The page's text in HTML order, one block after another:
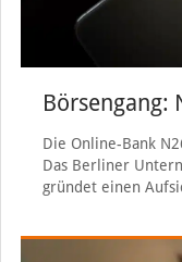
Börsengang:
Die Online-Bank
Das Berliner
gründet einen